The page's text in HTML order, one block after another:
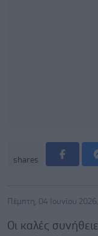
shares
Πέμπτη, 04 Ιουνίου
Οι καλές